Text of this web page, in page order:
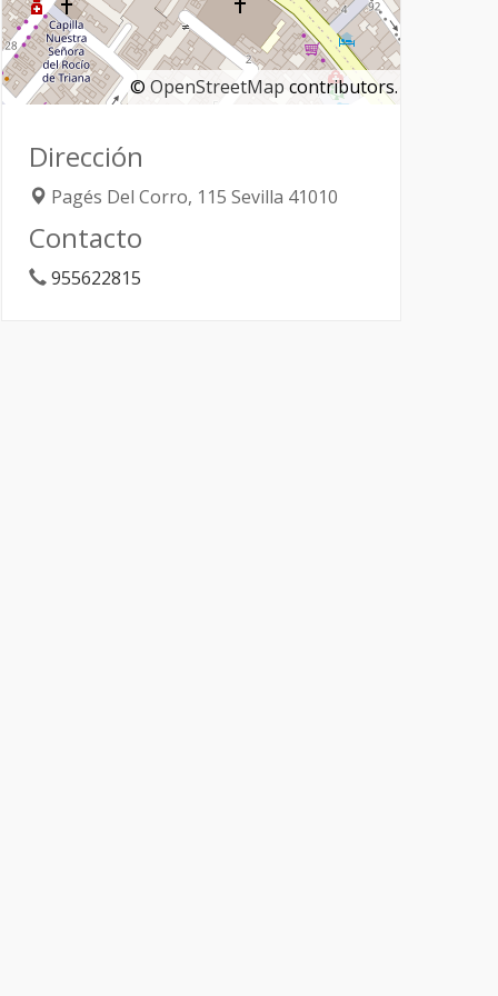
© OpenStreetMap contributors.
Dirección
Pagés Del Corro, 115 Sevilla 41010
Contacto
955622815